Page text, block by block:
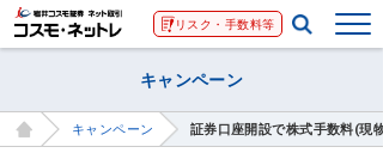
リスク・手数料等
キャンペーン
キャンペーン 証券口座開設で株式手数料(現